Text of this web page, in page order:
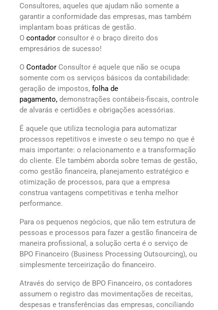
Consultores, aqueles que ajudam não somente a
garantir a conformidade das empresas, mas também
implantam boas práticas de gestão.
O contador consultor é o braço direito dos
empresários de sucesso!
O Contador Consultor é aquele que não se ocupa
somente com os serviços básicos da contabilidade:
geração de impostos, folha de
pagamento, demonstrações contábeis-fiscais, controle
de alvarás e certidões e obrigações acessórias.
É aquele que utiliza tecnologia para automatizar
processos repetitivos e investe o seu tempo no que é
mais importante: o relacionamento e a transformação
do cliente. Ele também aborda sobre temas de gestão,
como gestão financeira, planejamento estratégico e
otimização de processos, para que a empresa
construa vantagens competitivas e tenha melhor
performance.
Para os pequenos negócios, que não tem estrutura de
pessoas e processos para fazer a gestão financeira de
maneira profissional, a solução certa é o serviço de
BPO Financeiro (Business Processing Outsourcing), ou
simplesmente terceirização do financeiro.
Através do serviço de BPO Financeiro, os contadores
assumem o registro das movimentações de receitas,
despesas e transferências das empresas, conciliando